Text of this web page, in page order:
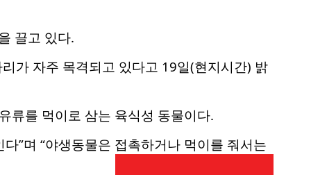
끌고 있다.
가 자주 목격되고 있다고 19일(현지시간) 밝
류를 먹이로 삼는 육식성 동물이다.
”며 “야생동물은 접촉하거나 먹이를 줘서는